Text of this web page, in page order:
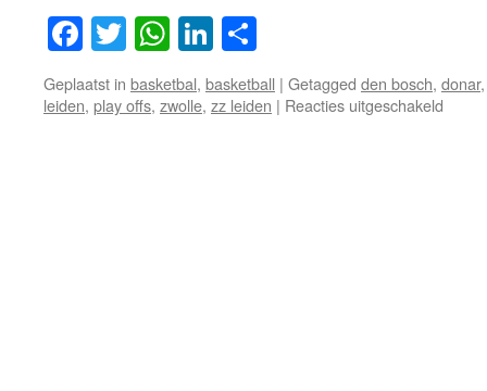
Facebook
TwitterWhatsApp
LinkedIn
Geplaatst in basketbal, basketball | Getagged den bosch, donar
leiden, play offs, zwolle, zz leiden | Reacties uitgeschakeld